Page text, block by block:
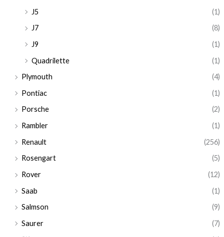
J5
(1)
J7
(8)
J9
(1)
Quadrilette
(1)
Plymouth
(4)
Pontiac
(1)
Porsche
(2)
Rambler
(1)
Renault
(256)
Rosengart
(5)
Rover
(12)
Saab
(1)
Salmson
(9)
Saurer
(7)